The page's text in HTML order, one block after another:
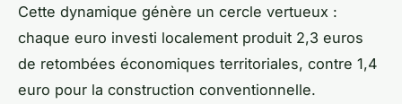
Cette dynamique génère un cercle vertueux :
chaque euro investi localement produit 2,3 euros
de retombées économiques territoriales, contre 1,4
euro pour la construction conventionnelle.